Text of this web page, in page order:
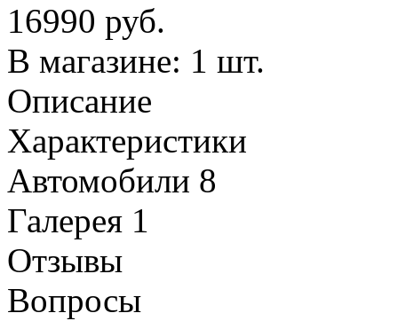
16990 руб.
В магазине: 1 шт.
Описание
Характеристики
Автомобили 8
Галерея 1
Отзывы
Вопросы